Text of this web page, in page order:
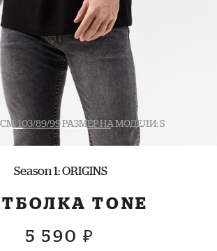
103/89/99 РАЗМЕР НА МОДЕЛИ: S
Season 1: ORIGINS
TONE
5 590 ₽